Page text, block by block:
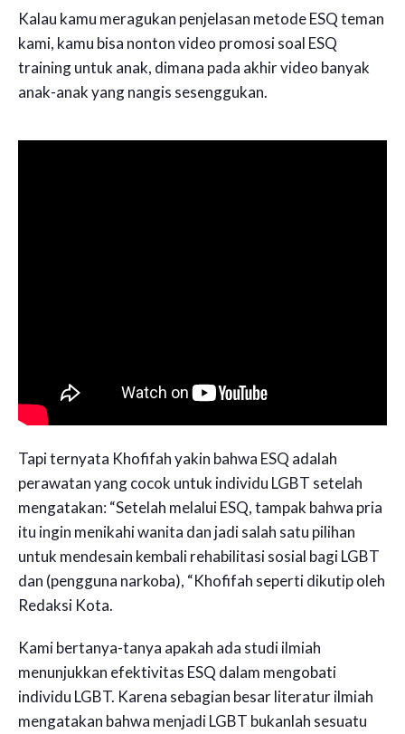
Kalau kamu meragukan penjelasan metode ESQ teman
kami, kamu bisa nonton video promosi soal ESQ
training untuk anak, dimana pada akhir video banyak
anak-anak yang nangis sesenggukan.
Tapi ternyata Khofifah yakin bahwa ESQ adalah
perawatan yang cocok untuk individu LGBT setelah
mengatakan: “Setelah melalui ESQ, tampak bahwa pria
itu ingin menikahi wanita dan jadi salah satu pilihan
untuk mendesain kembali rehabilitasi sosial bagi LGBT
dan (pengguna narkoba), “Khofifah seperti dikutip oleh
Redaksi Kota.
Kami bertanya-tanya apakah ada studi ilmiah
menunjukkan efektivitas ESQ dalam mengobati
individu LGBT. Karena sebagian besar literatur ilmiah
mengatakan bahwa menjadi LGBT bukanlah sesuatu